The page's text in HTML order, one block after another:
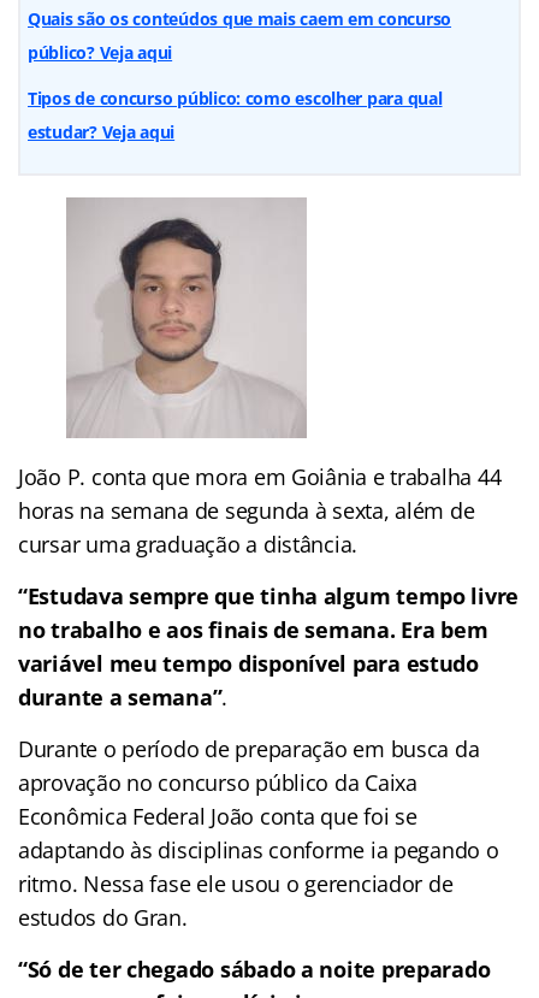
Quais são os conteúdos que mais caem em concurso
público? Veja aqui
Tipos de concurso público: como escolher para qual
estudar? Veja aqui
João P. conta que mora em Goiânia e trabalha 44
horas na semana de segunda à sexta, além de
cursar uma graduação a distância.
“Estudava sempre que tinha algum tempo livre
no trabalho e aos finais de semana. Era bem
variável meu tempo disponível para estudo
durante a semana”.
Durante o período de preparação em busca da
aprovação no concurso público da Caixa
Econômica Federal João conta que foi se
adaptando às disciplinas conforme ia pegando o
ritmo. Nessa fase ele usou o gerenciador de
estudos do Gran.
“Só de ter chegado sábado a noite preparado